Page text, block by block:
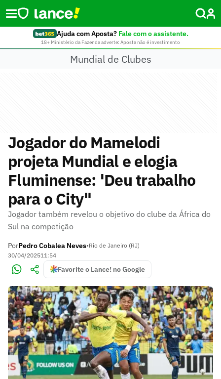
Ajuda com Aposta? Fale com o assistente.
18+ Ministério da Fazenda adverte: Aposta não é investimento
Mundial de Clubes
Jogador do Mamelodi
projeta Mundial e elogia
Fluminense: 'Deu trabalho
para o City"
Jogador também revelou o objetivo do clube da África do
Sul na competição
PorPedro Cobalea Neves•Rio de Janeiro (RJ)
30/04/202511:54
Favorite o Lance! no Google